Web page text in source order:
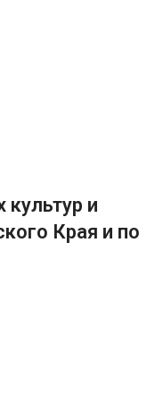
и
Края и по